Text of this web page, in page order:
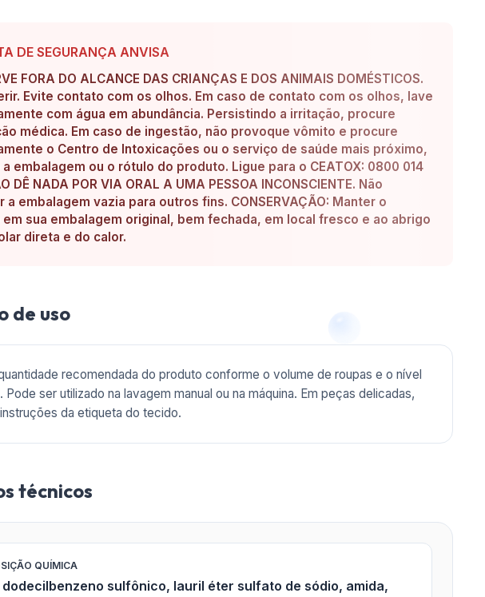
DE SEGURANÇA ANVISA
FORA DO ALCANCE DAS CRIANÇAS E DOS ANIMAIS DOMÉSTICOS.
Evite contato com os olhos. Em caso de contato com os olhos, lave
com água em abundância. Persistindo a irritação, procure
médica. Em caso de ingestão, não provoque vômito e procure
o Centro de Intoxicações ou o serviço de saúde mais próximo,
embalagem ou o rótulo do produto. Ligue para o CEATOX: 0800 014
DÊ NADA POR VIA ORAL A UMA PESSOA INCONSCIENTE. Não
a embalagem vazia para outros fins. CONSERVAÇÃO: Manter o
sua embalagem original, bem fechada, em local fresco e ao abrigo
direta e do calor.
de uso
recomendada do produto conforme o volume de roupas e o nível
Pode ser utilizado na lavagem manual ou na máquina. Em peças delicadas,
da etiqueta do tecido.
técnicos
QUÍMICA
sulfônico, lauril éter sulfato de sódio, amida,